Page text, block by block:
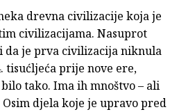
drevna civilizacije koja je
civilizacijama. Nasuprot
je prva civilizacija niknula
tisućljeća prije nove ere,
tako. Ima ih mnoštvo – ali
Osim djela koje je upravo pred